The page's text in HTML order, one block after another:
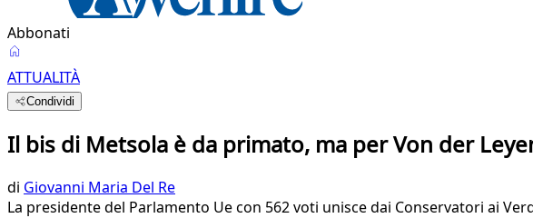
Abbonati
ATTUALITÀ
Condividi
Il bis di Metsola è da primato, ma per Von der
di Giovanni Maria Del Re
La presidente del Parlamento Ue con 562 voti unisce dai Conservatori ai